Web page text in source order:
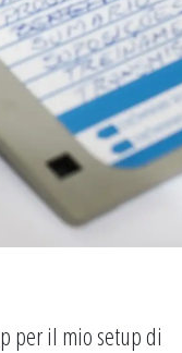
per il mio setup di